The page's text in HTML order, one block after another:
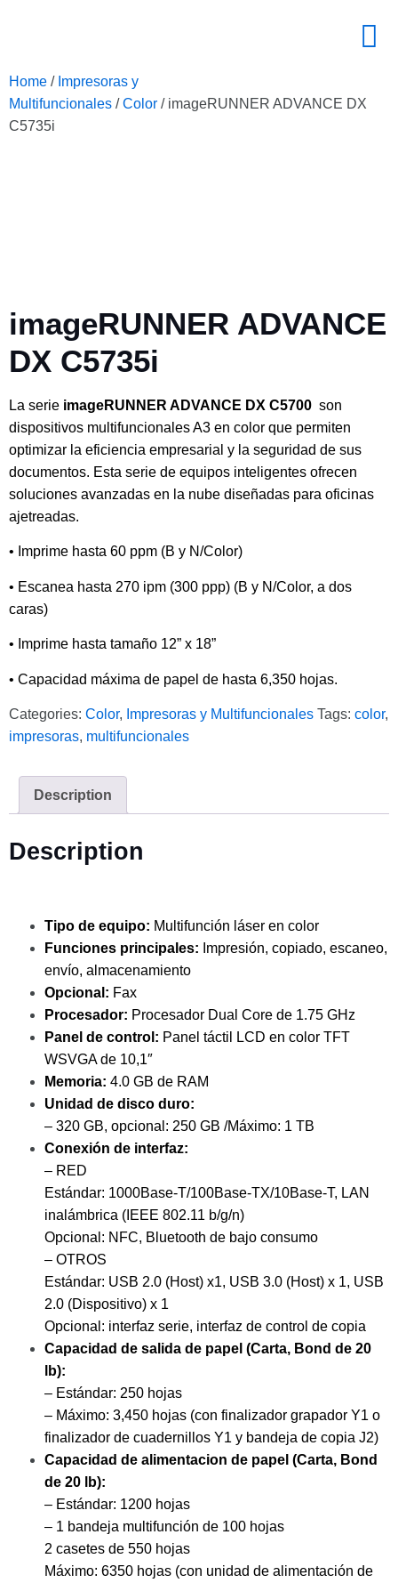
Home / Impresoras y
Multifuncionales /Color / imageRUNNER ADVANCE DX
C5735i
imageRUNNER ADVANCE
DX C5735i
La serie imageRUNNER ADVANCE DX C5700 son
dispositivos multifuncionales A3 en color que permiten
optimizar la eficiencia empresarial y la seguridad de sus
documentos. Esta serie de equipos inteligentes ofrecen
soluciones avanzadas en la nube diseñadas para oficinas
ajetreadas.
• Imprime hasta 60 ppm (B y N/Color)
• Escanea hasta 270 ipm (300 ppp) (B y N/Color, a dos
caras)
• Imprime hasta tamaño 12” x 18”
• Capacidad máxima de papel de hasta 6,350 hojas.
Categories: Color, Impresoras y Multifuncionales Tags: color,
impresoras, multifuncionales
Description
Description
Tipo de equipo: Multifunción láser en color
Funciones principales: Impresión, copiado, escaneo,
envío, almacenamiento
Opcional: Fax
Procesador: Procesador Dual Core de 1.75 GHz
Panel de control: Panel táctil LCD en color TFT
WSVGA de 10,1″
Memoria: 4.0 GB de RAM
Unidad de disco duro:
– 320 GB, opcional: 250 GB /Máximo: 1 TB
Conexión de interfaz:
– RED
Estándar: 1000Base-T/100Base-TX/10Base-T, LAN
inalámbrica (IEEE 802.11 b/g/n)
Opcional: NFC, Bluetooth de bajo consumo
– OTROS
Estándar: USB 2.0 (Host) x1, USB 3.0 (Host) x 1, USB
2.0 (Dispositivo) x 1
Opcional: interfaz serie, interfaz de control de copia
Capacidad de salida de papel (Carta, Bond de 20
lb):
– Estándar: 250 hojas
– Máximo: 3,450 hojas (con finalizador grapador Y1 o
finalizador de cuadernillos Y1 y bandeja de copia J2)
Capacidad de alimentacion de papel (Carta, Bond
de 20 lb):
– Estándar: 1200 hojas
– 1 bandeja multifunción de 100 hojas
2 casetes de 550 hojas
Máximo: 6350 hojas (con unidad de alimentación de